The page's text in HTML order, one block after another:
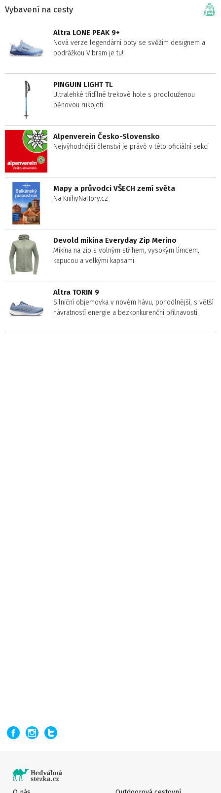
Vybavení na cesty
Altra LONE PEAK 9+
Nová verze legendární boty se svěžím designem a
podrážkou Vibram je tu!
PINGUIN LIGHT TL
Ultralehké třídílné trekové hole s prodlouženou
pěnovou rukojetí.
Alpenverein Česko-Slovensko
Nejvýhodnější členství je právě v této oficiální sekci
Mapy a průvodci VŠECH zemí světa
Na KnihyNaHory.cz
Devold mikina Everyday Zip Merino
Mikina na zip s volným střihem, vysokým límcem,
kapucou a velkými kapsami.
Altra TORIN 9
Silniční objemovka v novém hávu, pohodlnější, s větší
návratností energie a bezkonkurenční přilnavostí.